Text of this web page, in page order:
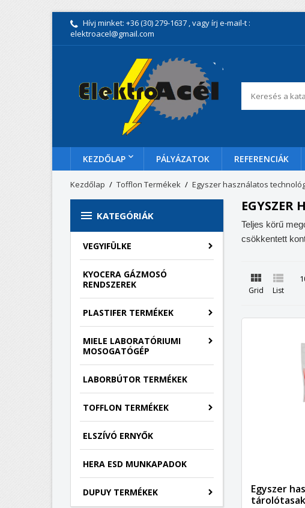
Hívj minket: +36 (30) 279-1637 , vagy írj e-mail-t :
elektroacel@gmail.com
KEZDŐLAP PÁLYÁZATOK REFERENCIÁK
Kezdőlap Tofflon Termékek Egyszer használatos
 KATEGÓRIÁK
VEGYIFÜLKE
KYOCERA GÁZMOSÓ
RENDSZEREK
PLASTIFER TERMÉKEK
MIELE LABORATÓRIUMI
MOSOGATÓGÉP
LABORBÚTOR TERMÉKEK
TOFFLON TERMÉKEK
ELSZÍVÓ ERNYŐK
HERA ESD MUNKAPADOK
DUPUY TERMÉKEK
EGYSZER
Teljes körű
csökkentett

Grid

List
Egyszer
tárolótasak